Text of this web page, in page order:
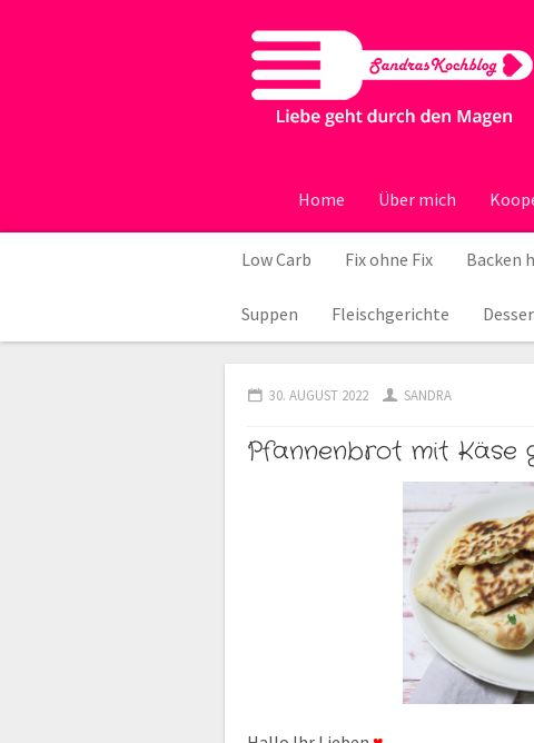
Home Über mich
Low Carb Fix ohne Fix Backen
Suppen Fleischgerichte
30. AUGUST 2022 SANDRA
Pfannenbrot mit Käse